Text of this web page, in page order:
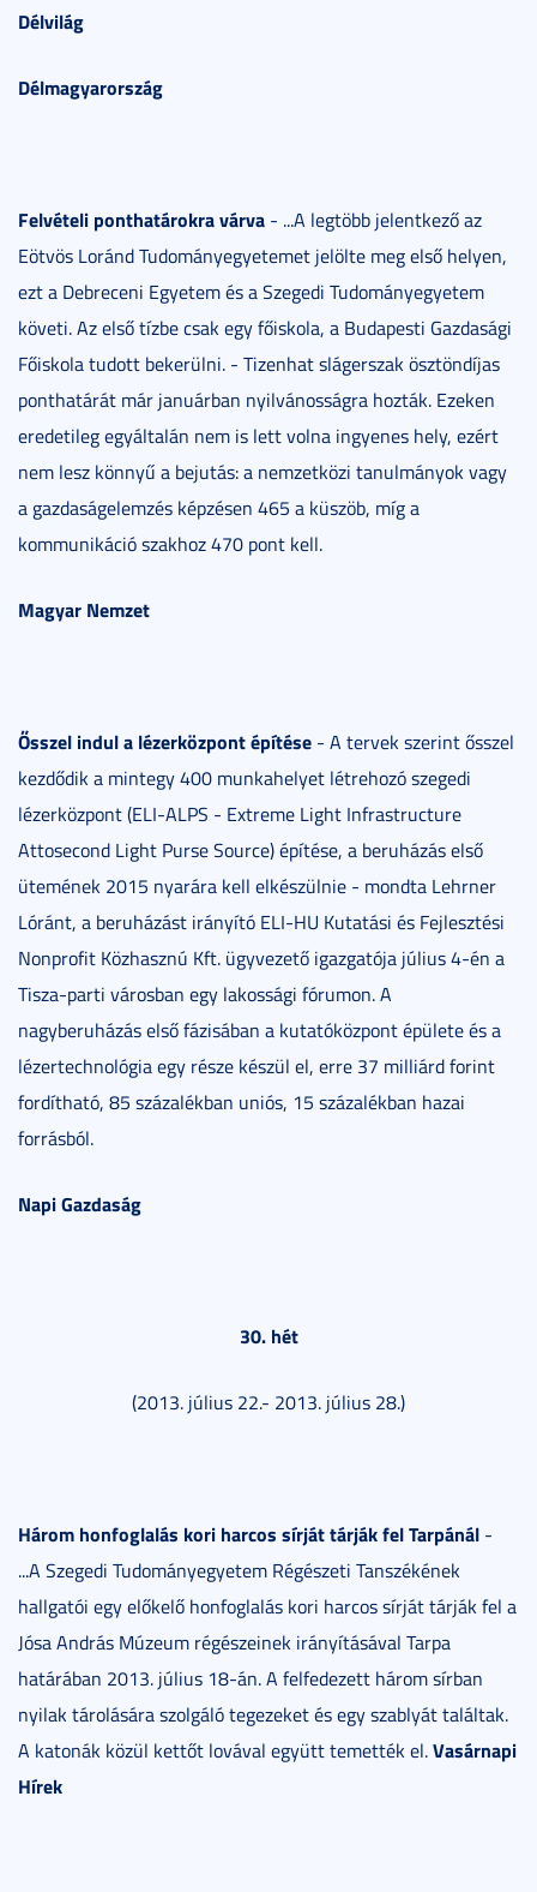
Délvilág
Délmagyarország
Felvételi ponthatárokra várva - ...A legtöbb jelentkező az
Eötvös Loránd Tudományegyetemet jelölte meg első helyen,
ezt a Debreceni Egyetem és a Szegedi Tudományegyetem
követi. Az első tízbe csak egy főiskola, a Budapesti Gazdasági
Főiskola tudott bekerülni. - Tizenhat slágerszak ösztöndíjas
ponthatárát már januárban nyilvánosságra hozták. Ezeken
eredetileg egyáltalán nem is lett volna ingyenes hely, ezért
nem lesz könnyű a bejutás: a nemzetközi tanulmányok vagy
a gazdaságelemzés képzésen 465 a küszöb, míg a
kommunikáció szakhoz 470 pont kell.
Magyar Nemzet
Ősszel indul a lézerközpont építése - A tervek szerint ősszel
kezdődik a mintegy 400 munkahelyet létrehozó szegedi
lézerközpont (ELI-ALPS - Extreme Light Infrastructure
Attosecond Light Purse Source) építése, a beruházás első
ütemének 2015 nyarára kell elkészülnie - mondta Lehrner
Lóránt, a beruházást irányító ELI-HU Kutatási és Fejlesztési
Nonprofit Közhasznú Kft. ügyvezető igazgatója július 4-én a
Tisza-parti városban egy lakossági fórumon. A
nagyberuházás első fázisában a kutatóközpont épülete és a
lézertechnológia egy része készül el, erre 37 milliárd forint
fordítható, 85 százalékban uniós, 15 százalékban hazai
forrásból.
Napi Gazdaság
30. hét
(2013. július 22.- 2013. július 28.)
Három honfoglalás kori harcos sírját tárják fel Tarpánál -
...A Szegedi Tudományegyetem Régészeti Tanszékének
hallgatói egy előkelő honfoglalás kori harcos sírját tárják fel a
Jósa András Múzeum régészeinek irányításával Tarpa
határában 2013. július 18-án. A felfedezett három sírban
nyilak tárolására szolgáló tegezeket és egy szablyát találtak.
A katonák közül kettőt lovával együtt temették el.Vasárnapi
Hírek